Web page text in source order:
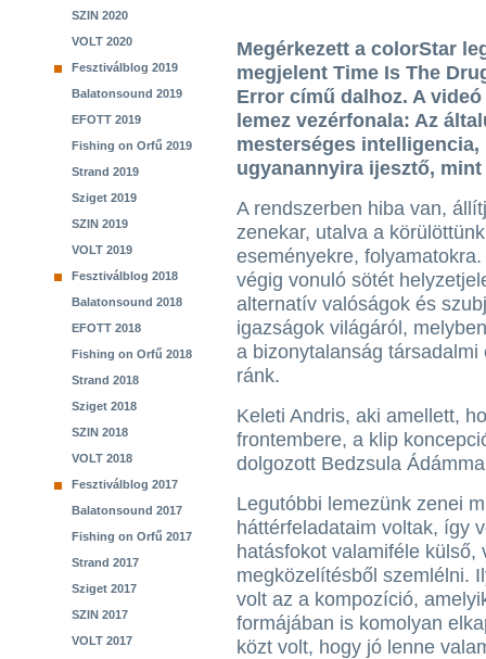
SZIN 2020
VOLT 2020
Fesztiválblog 2019
Balatonsound 2019
EFOTT 2019
Fishing on Orfű 2019
Strand 2019
Sziget 2019
SZIN 2019
VOLT 2019
Fesztiválblog 2018
Balatonsound 2018
EFOTT 2018
Fishing on Orfű 2018
Strand 2018
Sziget 2018
SZIN 2018
VOLT 2018
Fesztiválblog 2017
Balatonsound 2017
Fishing on Orfű 2017
Strand 2017
Sziget 2017
SZIN 2017
VOLT 2017
Megérkezett a colorStar
megjelent Time Is The
Error című dalhoz. A
lemez vezérfonala: Az
mesterséges
ugyanannyira ijesztő,
A rendszerben hiba van,
zenekar, utalva a
eseményekre, folyamatokra.
végig vonuló sötét
alternatív valóságok és
igazságok világáról,
a bizonytalanság
ránk.
Keleti Andris, aki amellett,
frontembere, a klip
dolgozott Bedzsula
Legutóbbi lemezünk zenei
háttérfeladataim voltak, így
hatásfokot valamiféle külső,
megközelítésből szemlélni.
volt az a kompozíció,
formájában is komolyan
közt volt, hogy jó lenne